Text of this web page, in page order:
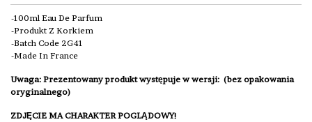
100ml Eau De Parfum
Produkt Z Korkiem
Batch Code 2G41
Made In France
Uwaga: Prezentowany produkt występuje w wersji: (bez opakowania
oryginalnego)
ZDJĘCIE MA CHARAKTER POGLĄDOWY!